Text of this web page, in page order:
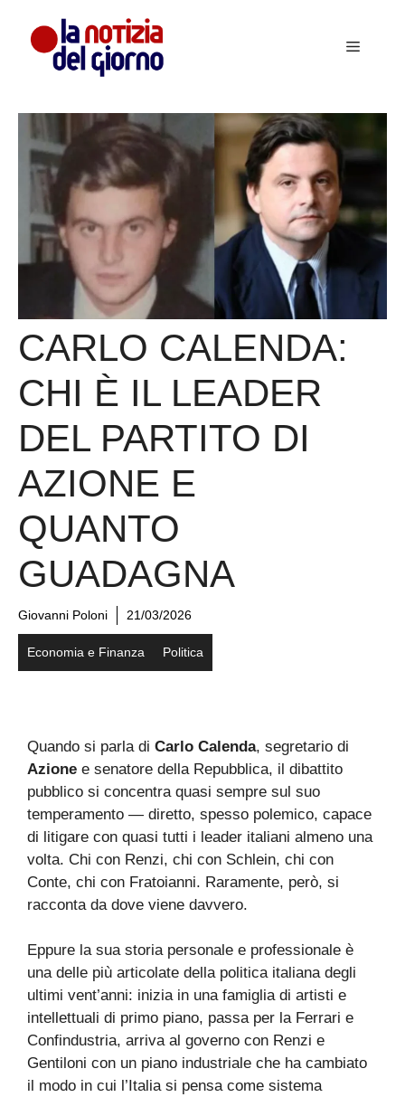
contenuto
Menu
CARLO CALENDA:
CHI È IL LEADER
DEL PARTITO DI
AZIONE E
QUANTO
GUADAGNA
Giovanni Poloni 21/03/2026
Economia e Finanza Politica
Quando si parla di Carlo Calenda, segretario di
Azione e senatore della Repubblica, il dibattito
pubblico si concentra quasi sempre sul suo
temperamento — diretto, spesso polemico, capace
di litigare con quasi tutti i leader italiani almeno una
volta. Chi con Renzi, chi con Schlein, chi con
Conte, chi con Fratoianni. Raramente, però, si
racconta da dove viene davvero.
Eppure la sua storia personale e professionale è
una delle più articolate della politica italiana degli
ultimi vent’anni: inizia in una famiglia di artisti e
intellettuali di primo piano, passa per la Ferrari e
Confindustria, arriva al governo con Renzi e
Gentiloni con un piano industriale che ha cambiato
il modo in cui l’Italia si pensa come sistema